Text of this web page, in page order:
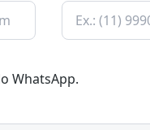
WhatsApp.